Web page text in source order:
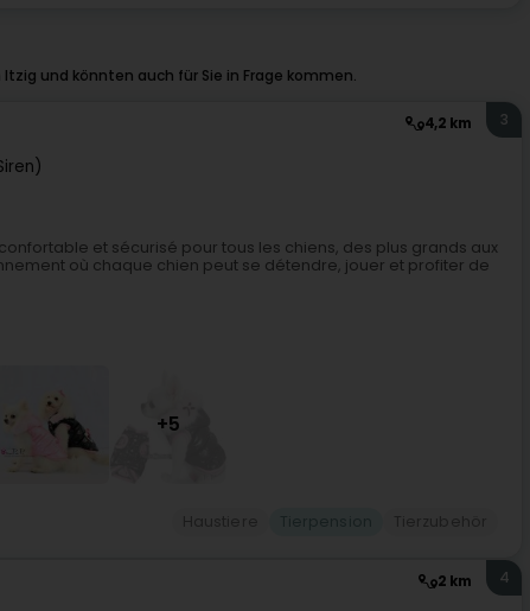
und könnten auch für Sie in Frage kommen.
4,2 km 3
et sécurisé pour tous les chiens, des plus grands aux
où chaque chien peut se détendre, jouer et profiter de
+5
2 km 4